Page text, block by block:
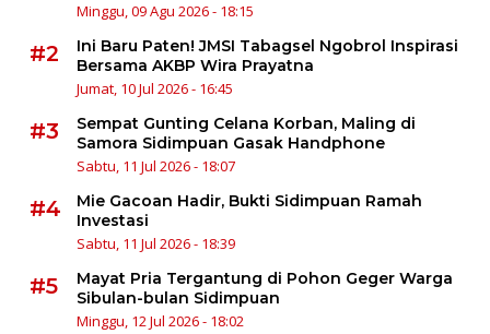
Minggu, 09 Agu 2026 - 18:15
#2
Ini Baru Paten! JMSI Tabagsel Ngobrol Inspirasi
Bersama AKBP Wira Prayatna
Jumat, 10 Jul 2026 - 16:45
#3
Sempat Gunting Celana Korban, Maling di
Samora Sidimpuan Gasak Handphone
Sabtu, 11 Jul 2026 - 18:07
#4
Mie Gacoan Hadir, Bukti Sidimpuan Ramah
Investasi
Sabtu, 11 Jul 2026 - 18:39
#5
Mayat Pria Tergantung di Pohon Geger Warga
Sibulan-bulan Sidimpuan
Minggu, 12 Jul 2026 - 18:02